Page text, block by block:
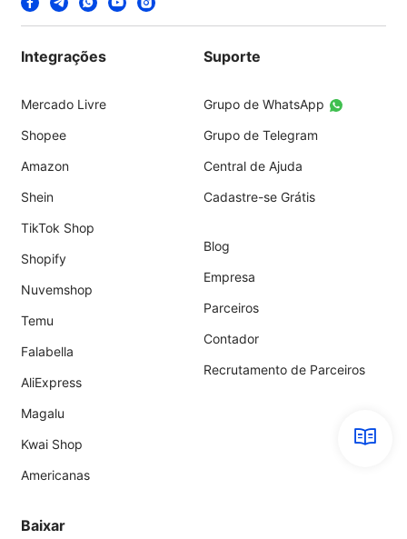
Integrações
Mercado Livre
Shopee
Amazon
Shein
TikTok Shop
Shopify
Nuvemshop
Temu
Falabella
AliExpress
Magalu
Kwai Shop
Americanas
Suporte
Grupo de WhatsApp
Grupo de Telegram
Central de Ajuda
Cadastre-se Grátis
Blog
Empresa
Parceiros
Contador
Recrutamento de Parceiros
Baixar